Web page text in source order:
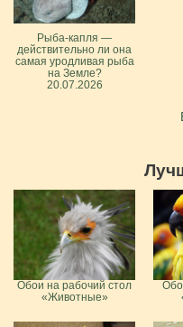
Рыба-капля —
действительно ли она
самая уродливая рыба
на Земле?
20.07.2026
Обои на рабочий стол
«Животные»